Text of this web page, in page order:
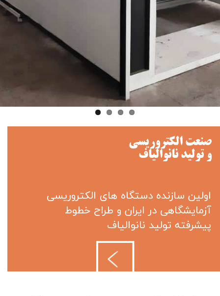
صنعت الکتروریسی
و تولید نانوالیاف
اولین سازنده دستگاه های الکتروریسی
آزمایشگاهی در ایران و طراح خطوط
پیشرفته تولید نانوالیاف